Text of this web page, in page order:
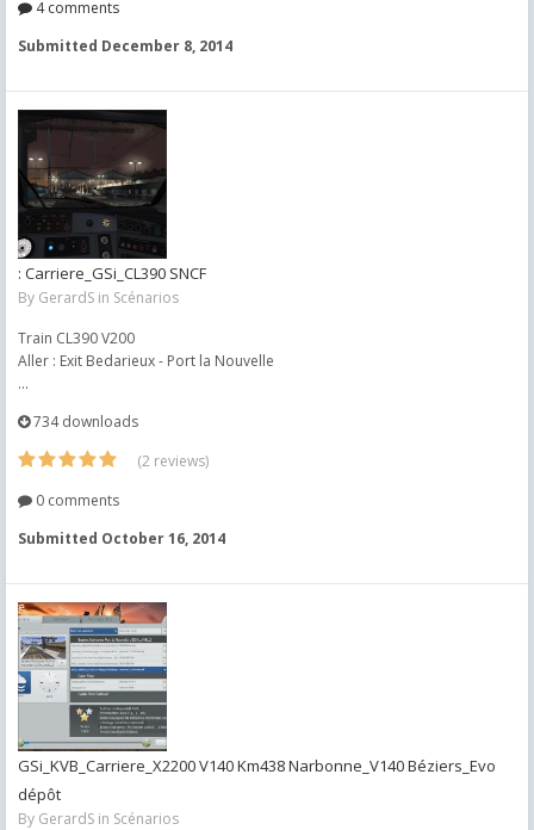
4 comments
Submitted December 8, 2014
: Carriere_GSi_CL390 SNCF
By GerardS in Scénarios
Train CL390 V200
Aller : Exit Bedarieux - Port la Nouvelle
...
734 downloads
(2 reviews)
0 comments
Submitted October 16, 2014
GSi_KVB_Carriere_X2200 V140 Km438 Narbonne_V140 Béziers_Evo
dépôt
By GerardS in Scénarios